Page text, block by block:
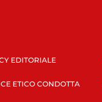
EDITORIALE
ETICO CONDOTTA